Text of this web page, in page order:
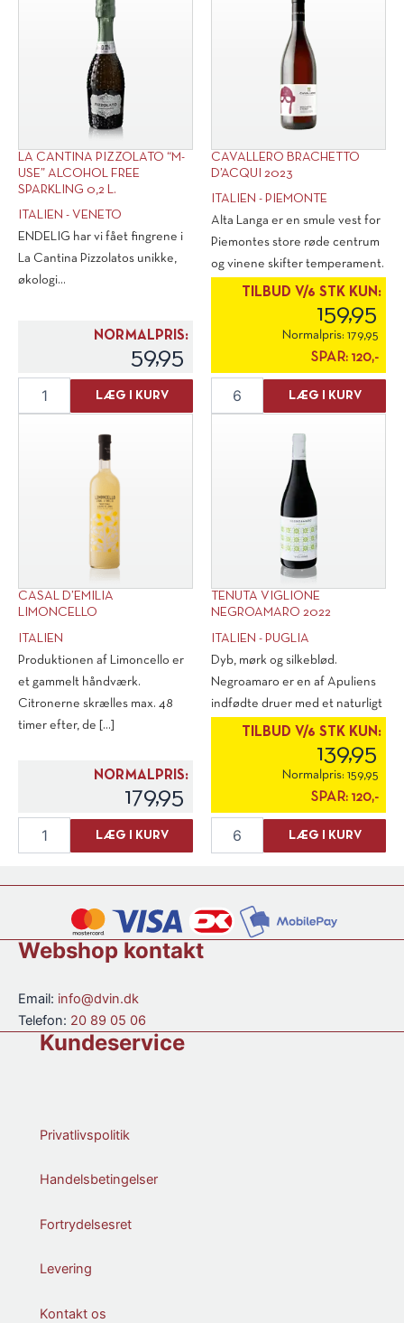
LA CANTINA PIZZOLATO “M-
USE” ALCOHOL FREE
SPARKLING 0,2 L.
ITALIEN - VENETO
ENDELIG har vi fået fingrene i
La Cantina Pizzolatos unikke,
økologi...
NORMALPRIS:
59,95
Cantina
LÆG I KURV
CAVALLERO BRACHETTO
D’ACQUI 2023
ITALIEN - PIEMONTE
Alta Langa er en smule vest for
Piemontes store røde centrum
og vinene skifter temperament.
TILBUD V/6 STK KUN:
159,95
Normalpris: 179,95
SPAR: 120,-
Cavallero
Brachetto
LÆG I KURV
CASAL D’EMILIA
LIMONCELLO
ITALIEN
Produktionen af Limoncello er
et gammelt håndværk.
Citronerne skrælles max. 48
timer efter, de [...]
NORMALPRIS:
179,95
D'Emilia
LÆG I KURV
TENUTA VIGLIONE
NEGROAMARO 2022
ITALIEN - PUGLIA
Dyb, mørk og silkeblød.
Negroamaro er en af Apuliens
indfødte druer med et naturligt
højt [...]
TILBUD V/6 STK KUN:
139,95
Normalpris: 159,95
SPAR: 120,-
Viglione
LÆG I KURV
Webshop kontakt
Email: info@dvin.dk
Telefon: 20 89 05 06
Kundeservice
Privatlivspolitik
Handelsbetingelser
Fortrydelsesret
Levering
Kontakt os